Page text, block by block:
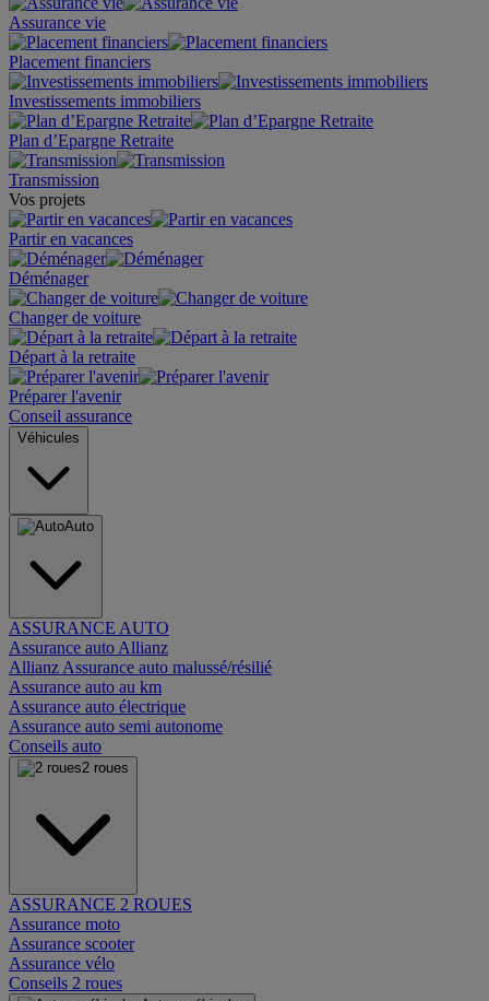
Assurance vie
Placement financiers
Investissements immobiliers
Plan d’Epargne Retraite
Transmission
Vos projets
Partir en vacances
Déménager
Changer de voiture
Départ à la retraite
Préparer l'avenir
Conseil assurance
Véhicules
Auto
ASSURANCE AUTO
Assurance auto Allianz
Allianz Assurance auto malussé/résilié
Assurance auto au km
Assurance auto électrique
Assurance auto semi autonome
Conseils auto
2 roues
ASSURANCE 2 ROUES
Assurance moto
Assurance scooter
Assurance vélo
Conseils 2 roues